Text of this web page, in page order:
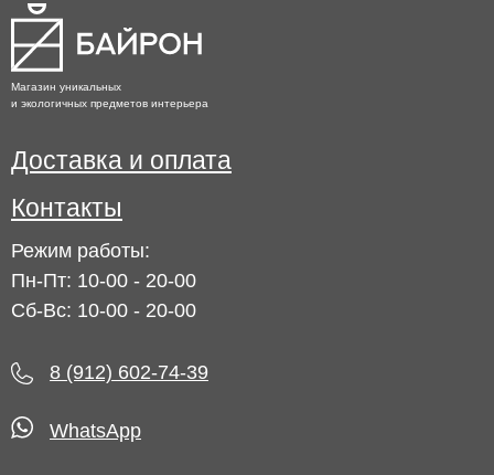
Магазин уникальных
и экологичных предметов интерьера
Доставка и оплата
Контакты
Режим работы:
Пн-Пт: 10-00 - 20-00
Сб-Вс: 10-00 - 20-00
8 (912) 602-74-39
WhatsApp